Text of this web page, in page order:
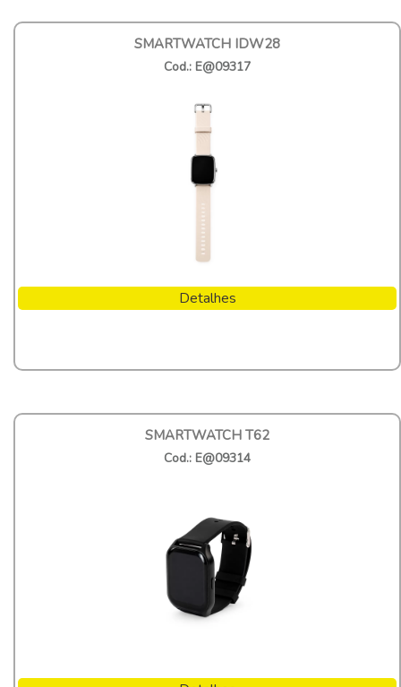
SMARTWATCH IDW28
Cod.: E@09317
Detalhes
SMARTWATCH T62
Cod.: E@09314